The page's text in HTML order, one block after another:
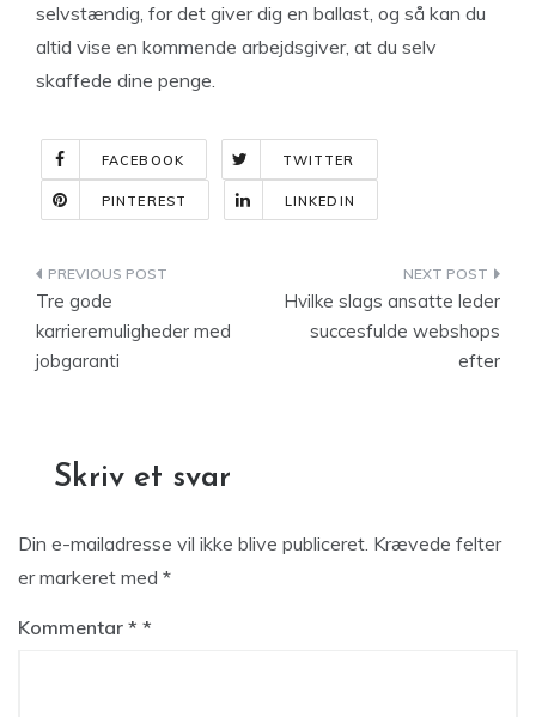
selvstændig, for det giver dig en ballast, og så kan du
altid vise en kommende arbejdsgiver, at du selv
skaffede dine penge.
FACEBOOK TWITTER
PINTEREST LINKEDIN
Indlægsnavigation
Tre gode
karrieremuligheder med
jobgaranti
Hvilke slags ansatte leder
succesfulde webshops
efter
Skriv et svar
Din e-mailadresse vil ikke blive publiceret. Krævede felter
er markeret med *
Kommentar *